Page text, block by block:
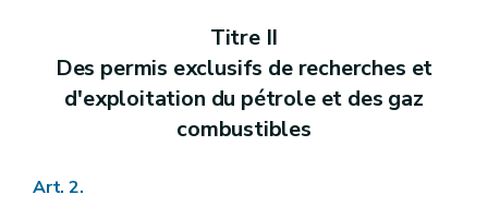
Titre II
Des permis exclusifs de recherches et
d'exploitation du pétrole et des gaz
combustibles
Art. 2.